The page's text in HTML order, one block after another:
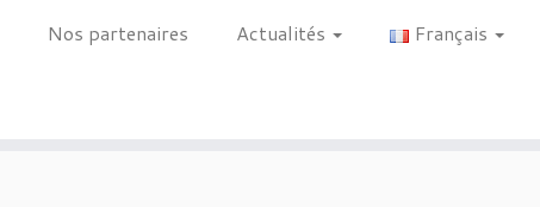
Nos partenaires Actualités Français